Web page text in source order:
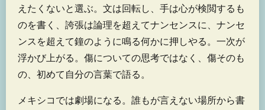
えたくないと選ぶ。文は回転し、手は心が検閲するも
のを書く、誇張は論理を超えてナンセンスに、ナンセ
ンスを超えて鐘のように鳴る何かに押しやる。一次が
浮かび上がる。傷についての思考ではなく、傷そのも
の、初めて自分の言葉で語る。
メキシコでは劇場になる。誰もが言えない場所から書